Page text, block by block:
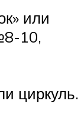
или
10,
циркуль.